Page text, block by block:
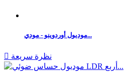
موديول أوردوينو - مودي...
 نظرة سريعة